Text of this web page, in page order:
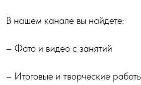
В нашем канале вы найдете:
– Фото и видео с занятий
– Итоговые и творческие